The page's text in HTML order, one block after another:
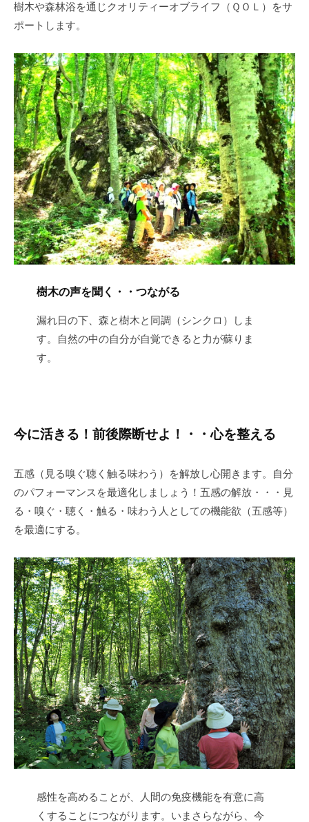
樹木や森林浴を通じクオリティーオブライフ（ＱＯＬ）をサ
ポートします。
樹木の声を聞く・・つながる
漏れ日の下、森と樹木と同調（シンクロ）しま
す。自然の中の自分が自覚できると力が蘇りま
す。
今に活きる！前後際断せよ！・・心を整える
五感（見る嗅ぐ聴く触る味わう）を解放し心開きます。自分
のパフォーマンスを最適化しましょう！五感の解放・・・見
る・嗅ぐ・聴く・触る・味わう人としての機能欲（五感等）
を最適にする。
感性を高めることが、人間の免疫機能を有意に高
くすることにつながります。いまさらながら、今